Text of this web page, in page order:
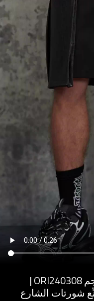
شورت عمل بجيوب كبيرة الحجم ORI240308 |
شورتات الشارع